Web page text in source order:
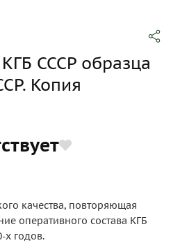
СССР образца
Копия
качества, повторяющая
оперативного состава КГБ
х годов.